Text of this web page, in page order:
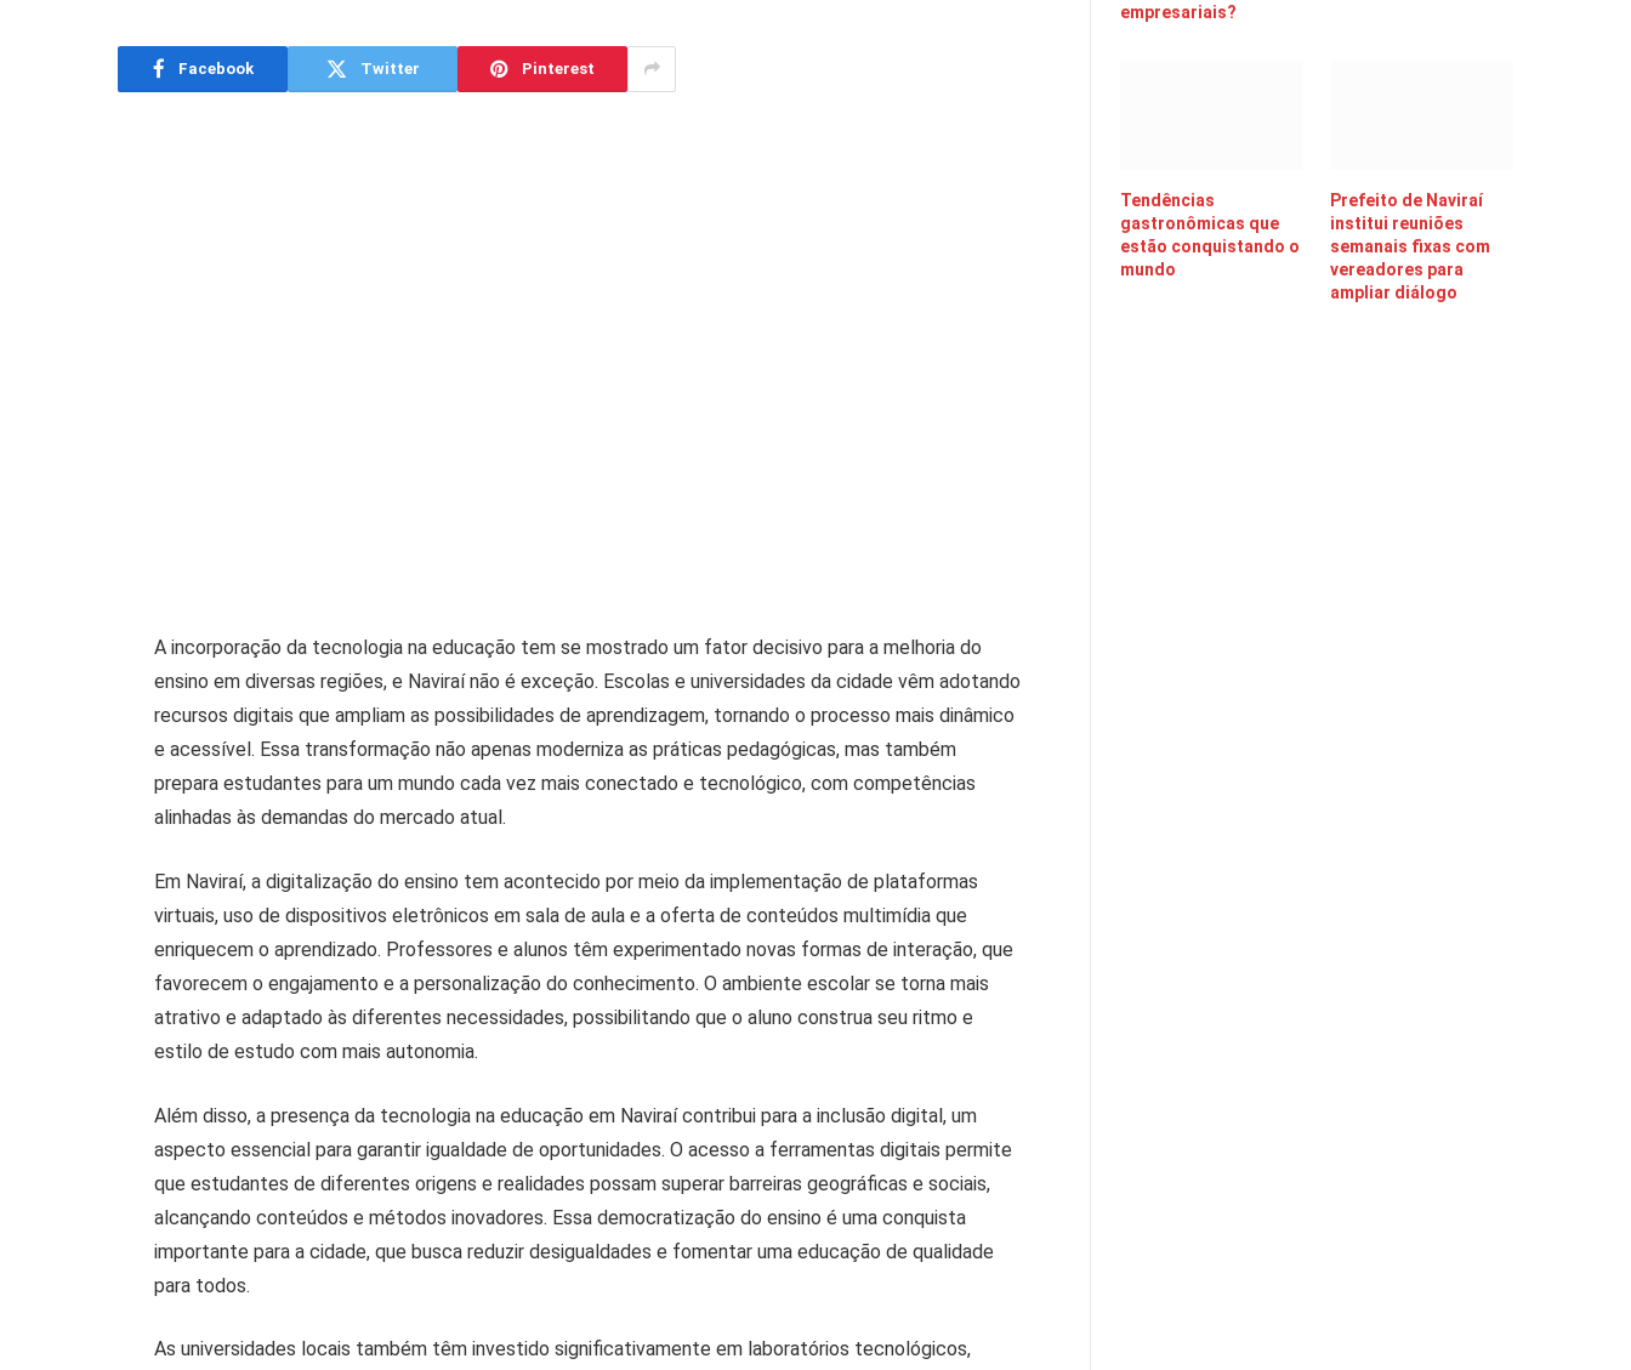
Facebook Twitter Pinterest
A incorporação da tecnologia na educação tem se mostrado um fator decisivo para a melhoria do
ensino em diversas regiões, e Naviraí não é exceção. Escolas e universidades da cidade vêm adotando
recursos digitais que ampliam as possibilidades de aprendizagem, tornando o processo mais dinâmico
e acessível. Essa transformação não apenas moderniza as práticas pedagógicas, mas também
prepara estudantes para um mundo cada vez mais conectado e tecnológico, com competências
alinhadas às demandas do mercado atual.
Em Naviraí, a digitalização do ensino tem acontecido por meio da implementação de plataformas
virtuais, uso de dispositivos eletrônicos em sala de aula e a oferta de conteúdos multimídia que
enriquecem o aprendizado. Professores e alunos têm experimentado novas formas de interação, que
favorecem o engajamento e a personalização do conhecimento. O ambiente escolar se torna mais
atrativo e adaptado às diferentes necessidades, possibilitando que o aluno construa seu ritmo e
estilo de estudo com mais autonomia.
Além disso, a presença da tecnologia na educação em Naviraí contribui para a inclusão digital, um
aspecto essencial para garantir igualdade de oportunidades. O acesso a ferramentas digitais permite
que estudantes de diferentes origens e realidades possam superar barreiras geográficas e sociais,
alcançando conteúdos e métodos inovadores. Essa democratização do ensino é uma conquista
importante para a cidade, que busca reduzir desigualdades e fomentar uma educação de qualidade
para todos.
As universidades locais também têm investido significativamente em laboratórios tecnológicos,
empresariais?
Tendências
gastronômicas que
estão conquistando o
mundo
Prefeito de Naviraí
institui reuniões
semanais fixas com
vereadores para
ampliar diálogo